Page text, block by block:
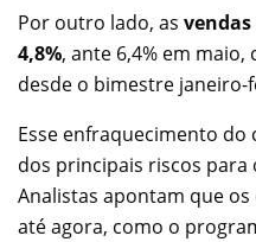
Por outro lado, as
4,8%, ante 6,4% em
desde o bimestre janeiro-
Esse enfraquecimento
dos principais riscos para
Analistas apontam que
até agora, como o